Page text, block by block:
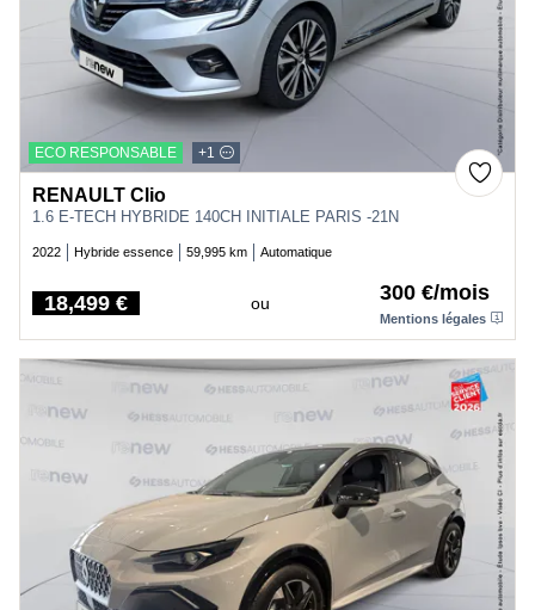
ECO RESPONSABLE +1
RENAULT Clio
1.6 E-TECH HYBRIDE 140CH INITIALE PARIS -21N
2022 Hybride essence 59,995 km Automatique
Price
18,499 € ou 300 €/mois
Mentions légales